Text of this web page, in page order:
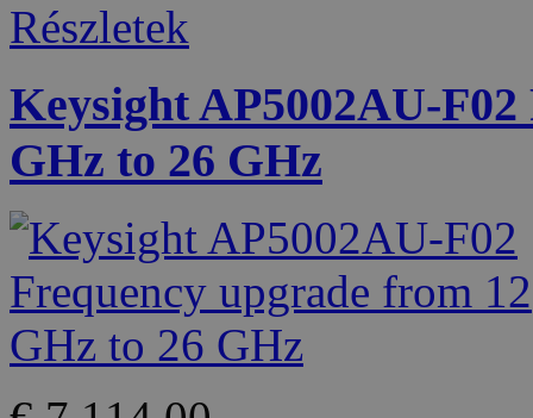
Részletek
Keysight AP5002AU-
GHz to 26 GHz